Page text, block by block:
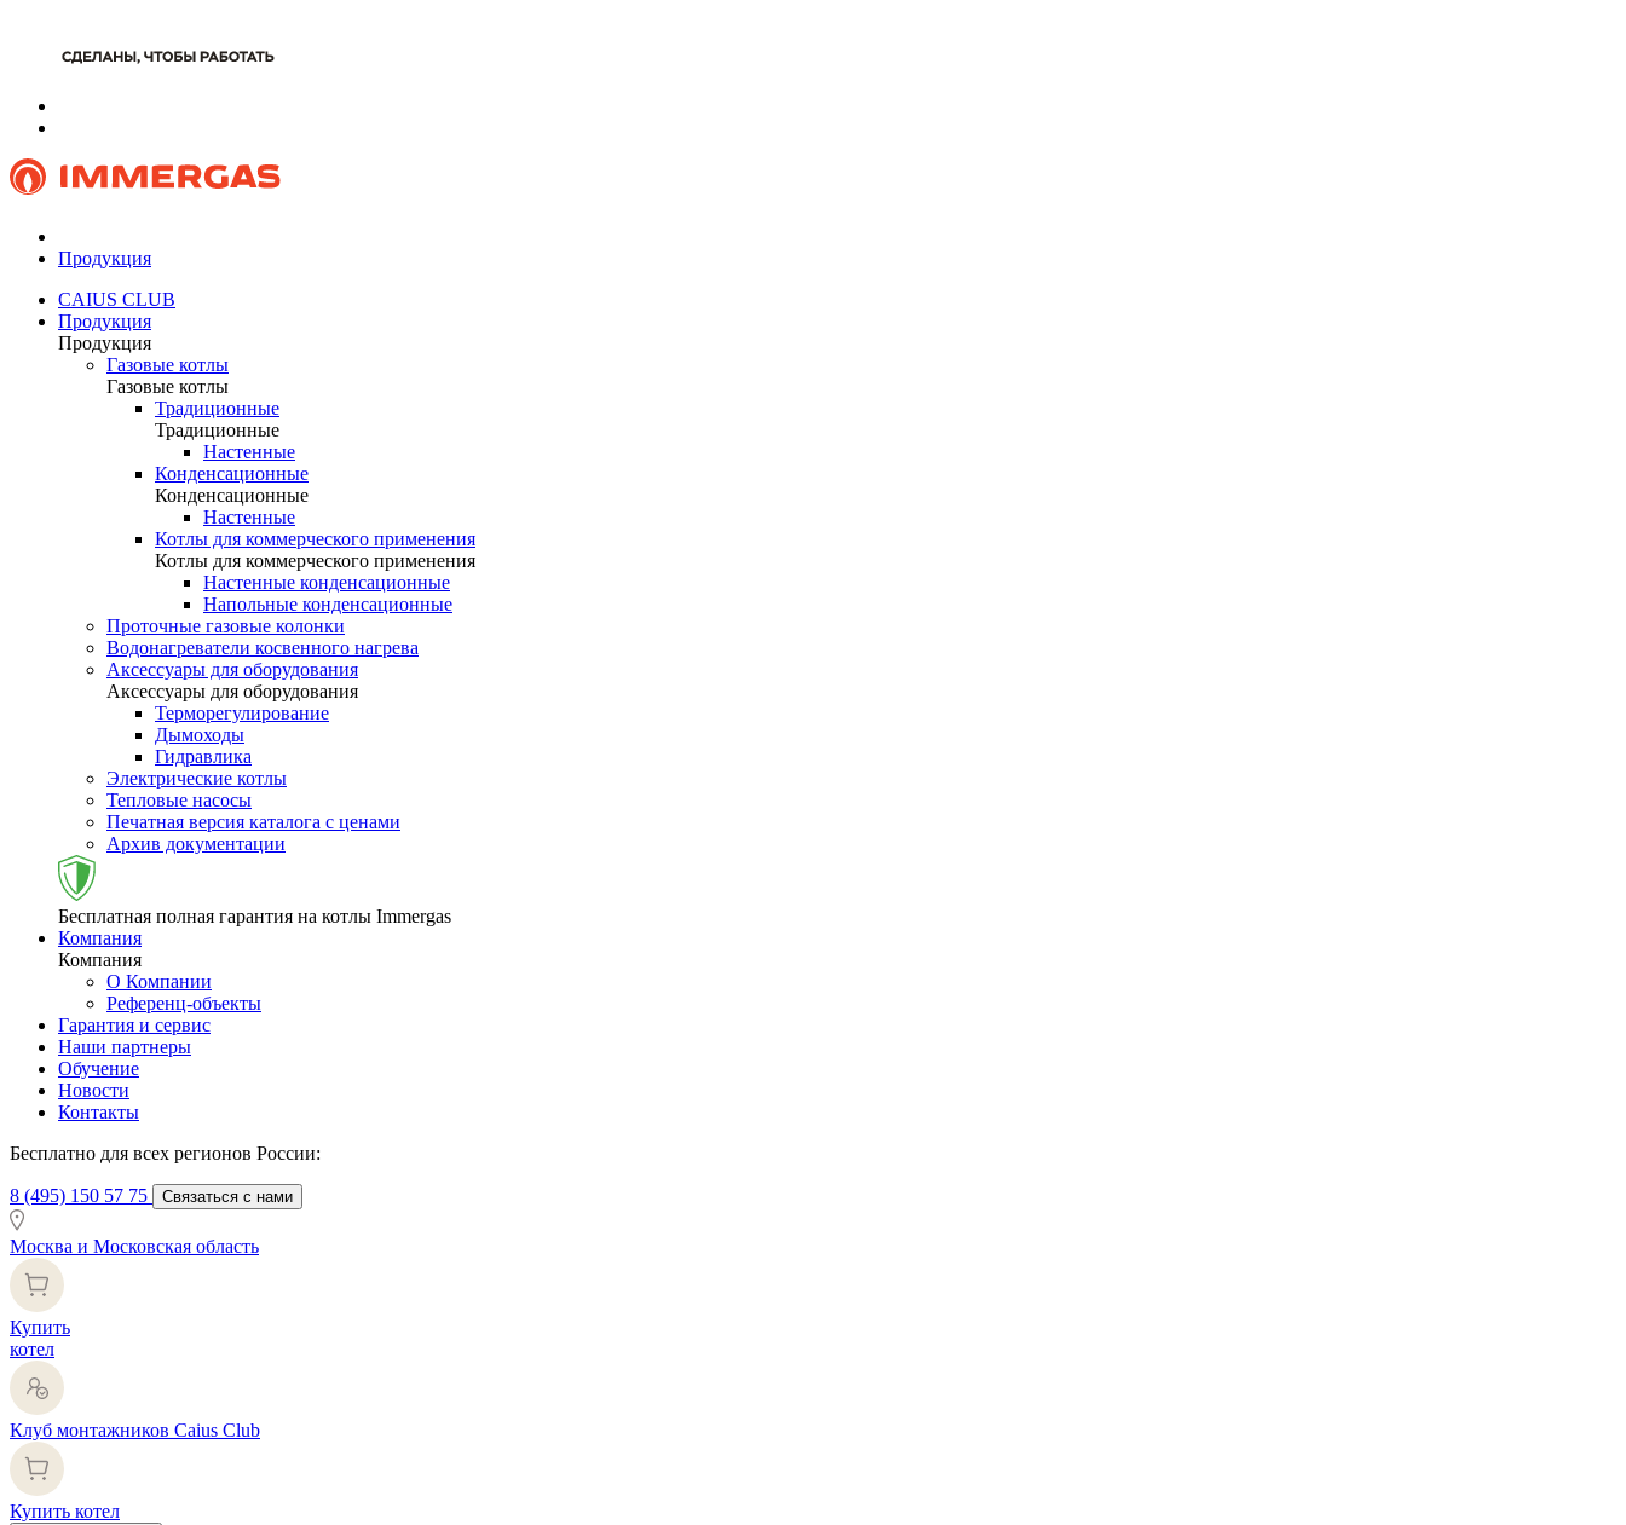
Продукция
CAIUS CLUB
Продукция
Продукция
Газовые котлы
Газовые котлы
Традиционные
Традиционные
Настенные
Конденсационные
Конденсационные
Настенные
Котлы для коммерческого применения
Котлы для коммерческого применения
Настенные конденсационные
Напольные конденсационные
Проточные газовые колонки
Водонагреватели косвенного нагрева
Аксессуары для оборудования
Аксессуары для оборудования
Терморегулирование
Дымоходы
Гидравлика
Электрические котлы
Тепловые насосы
Печатная версия каталога с ценами
Архив документации
Бесплатная полная гарантия на котлы Immergas
Компания
Компания
О Компании
Референц-объекты
Гарантия и сервис
Наши партнеры
Обучение
Новости
Контакты
Бесплатно для всех регионов России:
8 (495) 150 57 75 Связаться с нами
Москва и Московская область
Купить
котел
Клуб монтажников Caius Club
Купить котел